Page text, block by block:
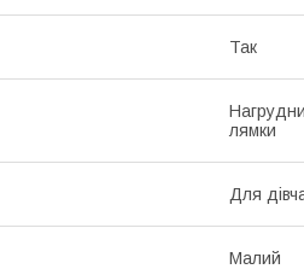
Так
лямки
Для
Малий